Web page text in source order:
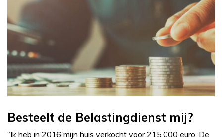
Besteelt de Belastingdienst mij?
“Ik heb in 2016 mijn huis verkocht voor 215.000 euro. De